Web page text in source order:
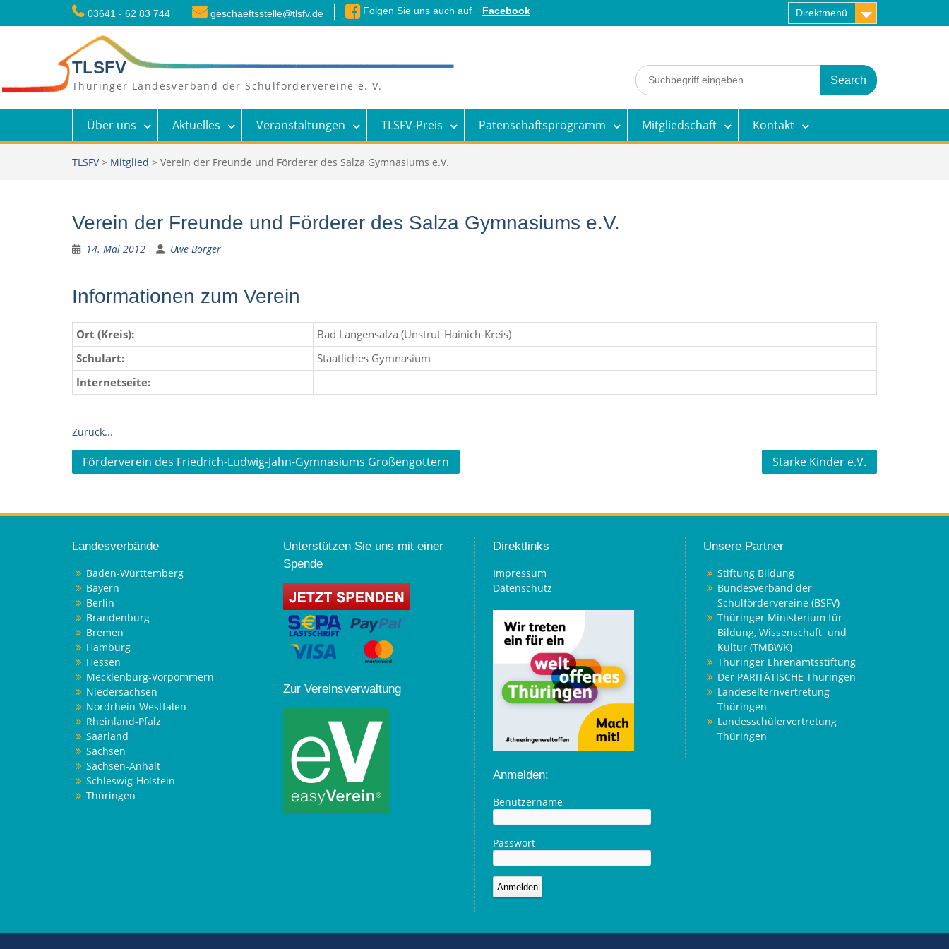
03641 - 62 83 744 geschaeftsstelle@tlsfv.de Folgen Sie uns auch auf Facebook Direktmenü
TLSFV
Thüringer Landesverband der Schulfördervereine e. V.
Search
for:
Über uns Aktuelles Veranstaltungen TLSFV-Preis Patenschaftsprogramm Mitgliedschaft Kontakt
TLSFV> Mitglied > Verein der Freunde und Förderer des Salza Gymnasiums e.V.
Verein der Freunde und Förderer des Salza Gymnasiums e.V.
14. Mai 2012 Uwe Borger
Informationen zum Verein
Ort (Kreis):
Bad Langensalza (Unstrut-Hainich-Kreis)
Schulart:
Staatliches Gymnasium
Internetseite:
Zurück...
Beitragsnavigation
Förderverein des Friedrich-Ludwig-Jahn-Gymnasiums Großengottern Starke Kinder e.V.
Landesverbände
Baden-Württemberg
Bayern
Berlin
Brandenburg
Bremen
Hamburg
Hessen
Mecklenburg-Vorpommern
Niedersachsen
Nordrhein-Westfalen
Rheinland-Pfalz
Saarland
Sachsen
Sachsen-Anhalt
Schleswig-Holstein
Thüringen
Unterstützen Sie uns mit einer
Spende
Zur Vereinsverwaltung
Direktlinks
Impressum
Datenschutz
Anmelden:
Benutzername
Passwort
Unsere Partner
Stiftung Bildung
Bundesverband der
Schulfördervereine (BSFV)
Thüringer Ministerium für
Bildung, Wissenschaft und
Kultur (TMBWK)
Thüringer Ehrenamtsstiftung
Der PARITÄTISCHE Thüringen
Landeselternvertretung
Thüringen
Landesschülervertretung
Thüringen